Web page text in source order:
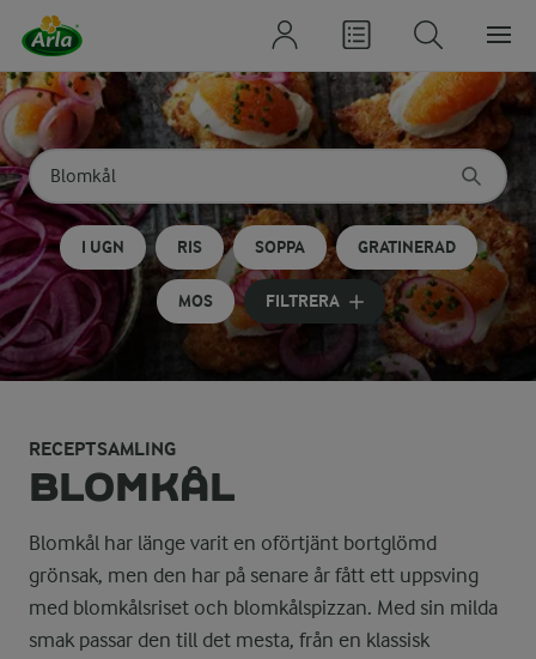
Sök på kategori eller ingrediens
Skriv in sökord för att få förslag
I UGN RIS SOPPA GRATINERAD
MOS FILTRERA
RECEPTSAMLING
BLOMKÅL
Blomkål har länge varit en oförtjänt bortglömd
grönsak, men den har på senare år fått ett uppsving
med blomkålsriset och blomkålspizzan. Med sin milda
smak passar den till det mesta, från en klassisk
Tillagning och
Blomkål smakar underbart både